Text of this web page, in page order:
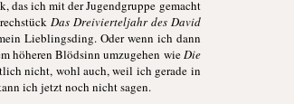
das ich mit der Jugendgruppe gemacht
Das Dreivierteljahr des David
Lieblingsding. Oder wenn ich dann
höheren Blödsinn umzugehen wieDie
nicht, wohl auch, weil ich gerade in
ich jetzt noch nicht sagen.